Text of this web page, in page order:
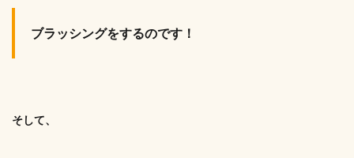
ブラッシングをするのです！
そして、